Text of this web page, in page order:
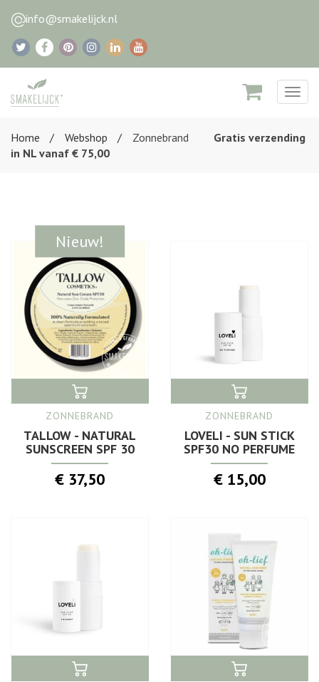
info@smakelijck.nl
Home
Webshop Zonnebrand
Gratis verzending
in NL vanaf € 75,00
Nieuw!
ZONNEBRAND
TALLOW - NATURAL
SUNSCREEN SPF 30
€ 37,50
ZONNEBRAND
LOVELI - SUN STICK
SPF30 NO PERFUME
€ 15,00